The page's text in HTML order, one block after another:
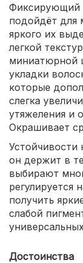
Фиксирующий
подойдёт для
яркого их
легкой
миниатюрной
укладки
которые
слегка
утяжеления и
Окрашивает
Устойчивости
он держит в
выбирают
регулируется
получить
слабой
Достоинства